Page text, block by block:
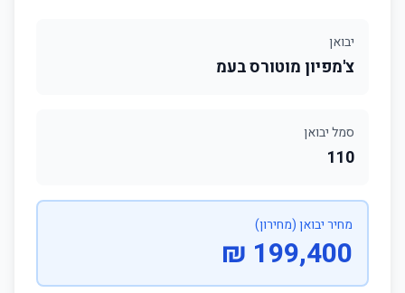
יבואן
צ'מפיון מוטורס בעמ
סמל יבואן
110
מחיר יבואן (מחירון)
199,400 ₪